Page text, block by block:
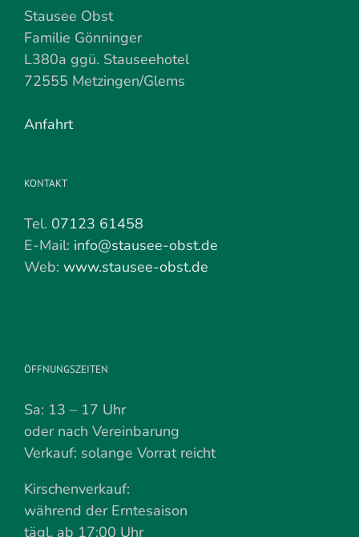
Stausee Obst
Familie Gönninger
L380a ggü. Stauseehotel
72555 Metzingen/Glems
Anfahrt
KONTAKT
Tel. 07123 61458
E-Mail: info@stausee-obst.de
Web: www.stausee-obst.de
ÖFFNUNGSZEITEN
Sa: 13 – 17 Uhr
oder nach Vereinbarung
Verkauf: solange Vorrat reicht
Kirschenverkauf:
während der Erntesaison
tägl. ab 17:00 Uhr